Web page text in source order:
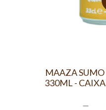
MAAZA
330ML -